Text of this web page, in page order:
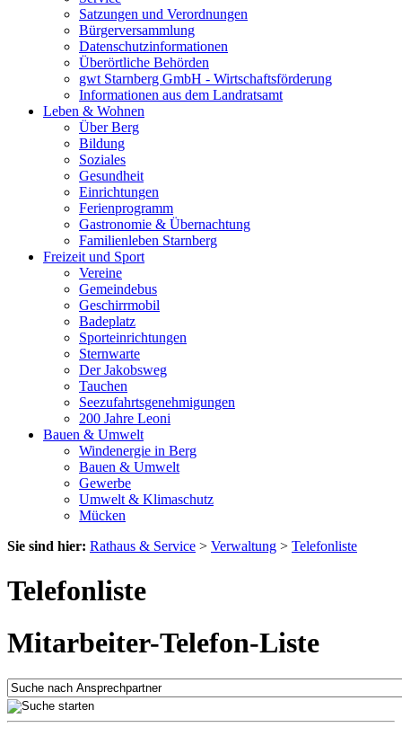
Satzungen und Verordnungen
Bürgerversammlung
Datenschutzinformationen
Überörtliche Behörden
gwt Starnberg GmbH - Wirtschaftsförderung
Informationen aus dem Landratsamt
Leben & Wohnen
Über Berg
Bildung
Soziales
Gesundheit
Einrichtungen
Ferienprogramm
Gastronomie & Übernachtung
Familienleben Starnberg
Freizeit und Sport
Vereine
Gemeindebus
Geschirrmobil
Badeplatz
Sporteinrichtungen
Sternwarte
Der Jakobsweg
Tauchen
Seezufahrtsgenehmigungen
200 Jahre Leoni
Bauen & Umwelt
Windenergie in Berg
Bauen & Umwelt
Gewerbe
Umwelt & Klimaschutz
Mücken
Sie sind hier: Rathaus & Service > Verwaltung > Telefonliste
Telefonliste
Mitarbeiter-Telefon-Liste